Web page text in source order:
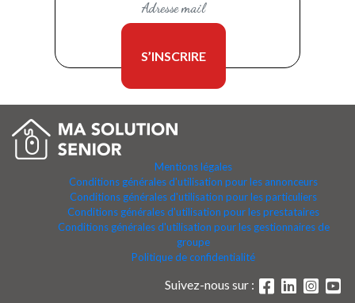
Mentions légales
Conditions générales d'utilisation pour les annonceurs
Conditions générales d'utilisation pour les particuliers
Conditions générales d'utilisation pour les prestataires
Conditions générales d'utilisation pour les gestionnaires de
groupe
Politique de confidentialité
Suivez-nous sur :